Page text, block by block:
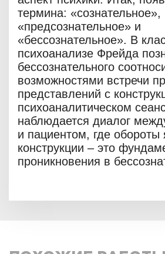
термина: «сознательное»,
«предсознательное» и
«бессознательное». В
психоанализе Фрейда
бессознательного
возможностями встречи
представлений с
психоаналитическом
наблюдается диалог
и пациентом, где обороты
конструкции – это
проникновения в